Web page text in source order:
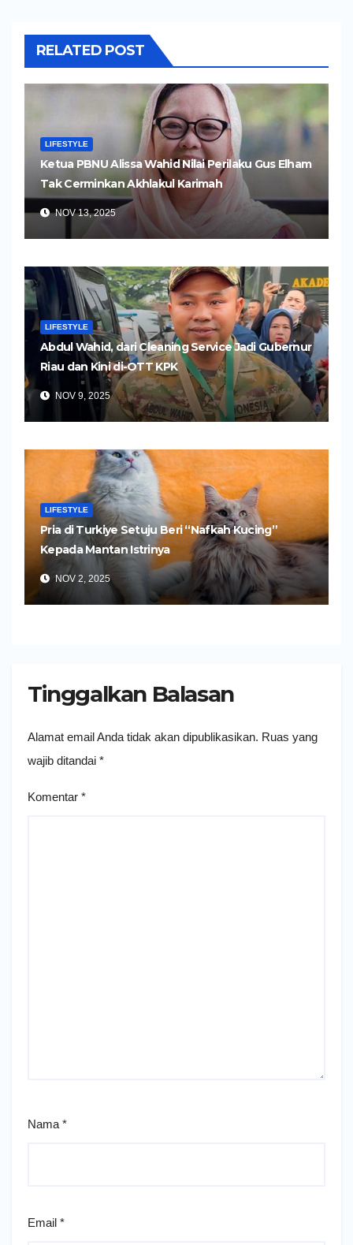
RELATED POST
LIFESTYLE
Ketua PBNU Alissa Wahid Nilai Perilaku Gus Elham
Tak Cerminkan Akhlakul Karimah
NOV 13, 2025
LIFESTYLE
Abdul Wahid, dari Cleaning Service Jadi Gubernur
Riau dan Kini di-OTT KPK
NOV 9, 2025
LIFESTYLE
Pria di Turkiye Setuju Beri “Nafkah Kucing”
Kepada Mantan Istrinya
NOV 2, 2025
Tinggalkan Balasan
Alamat email Anda tidak akan dipublikasikan. Ruas yang
wajib ditandai *
Komentar *
Nama *
Email *